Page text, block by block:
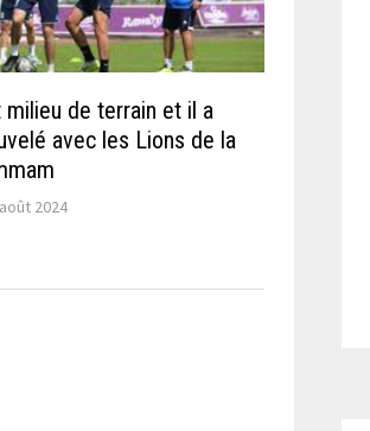
milieu de terrain et il a
avec les Lions de la
2024